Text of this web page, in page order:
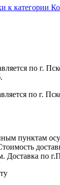
к категории
по г.
по г.
пунктам
Доставка по